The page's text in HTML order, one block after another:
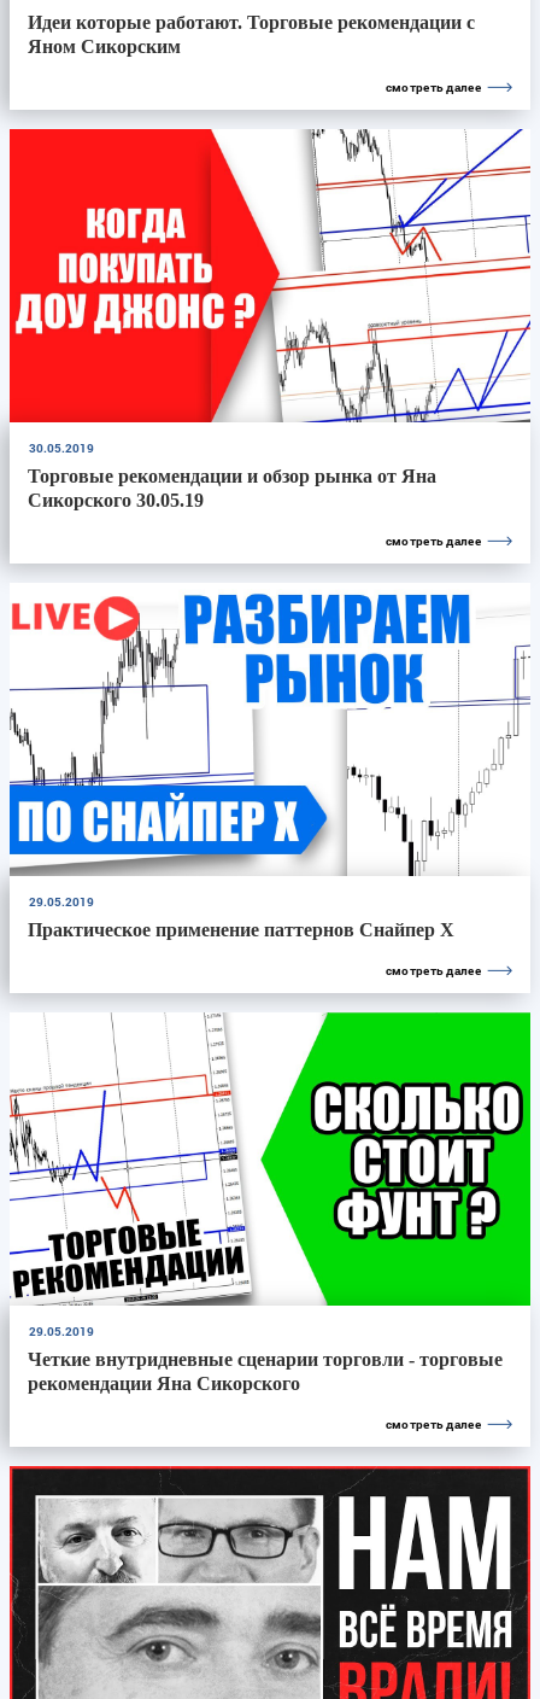
Идеи которые работают. Торговые рекомендации с
Яном Сикорским
смотреть далее
30.05.2019
Торговые рекомендации и обзор рынка от Яна
Сикорского 30.05.19
смотреть далее
29.05.2019
Практическое применение паттернов Снайпер X
смотреть далее
29.05.2019
Четкие внутридневные сценарии торговли - торговые
рекомендации Яна Сикорского
смотреть далее